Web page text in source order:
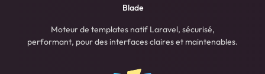
Blade
Moteur de templates natif Laravel, sécurisé,
performant, pour des interfaces claires et maintenables.